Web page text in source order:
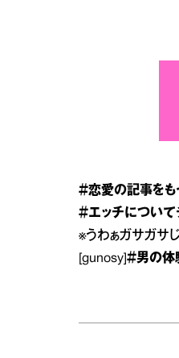
＃恋愛の記事をも
＃エッチについて
※うわぁガサガサ
[gunosy] ＃男の体